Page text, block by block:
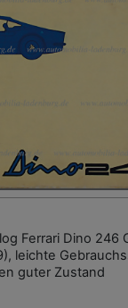
Ferrari Dino 246
leichte
guter Zustand